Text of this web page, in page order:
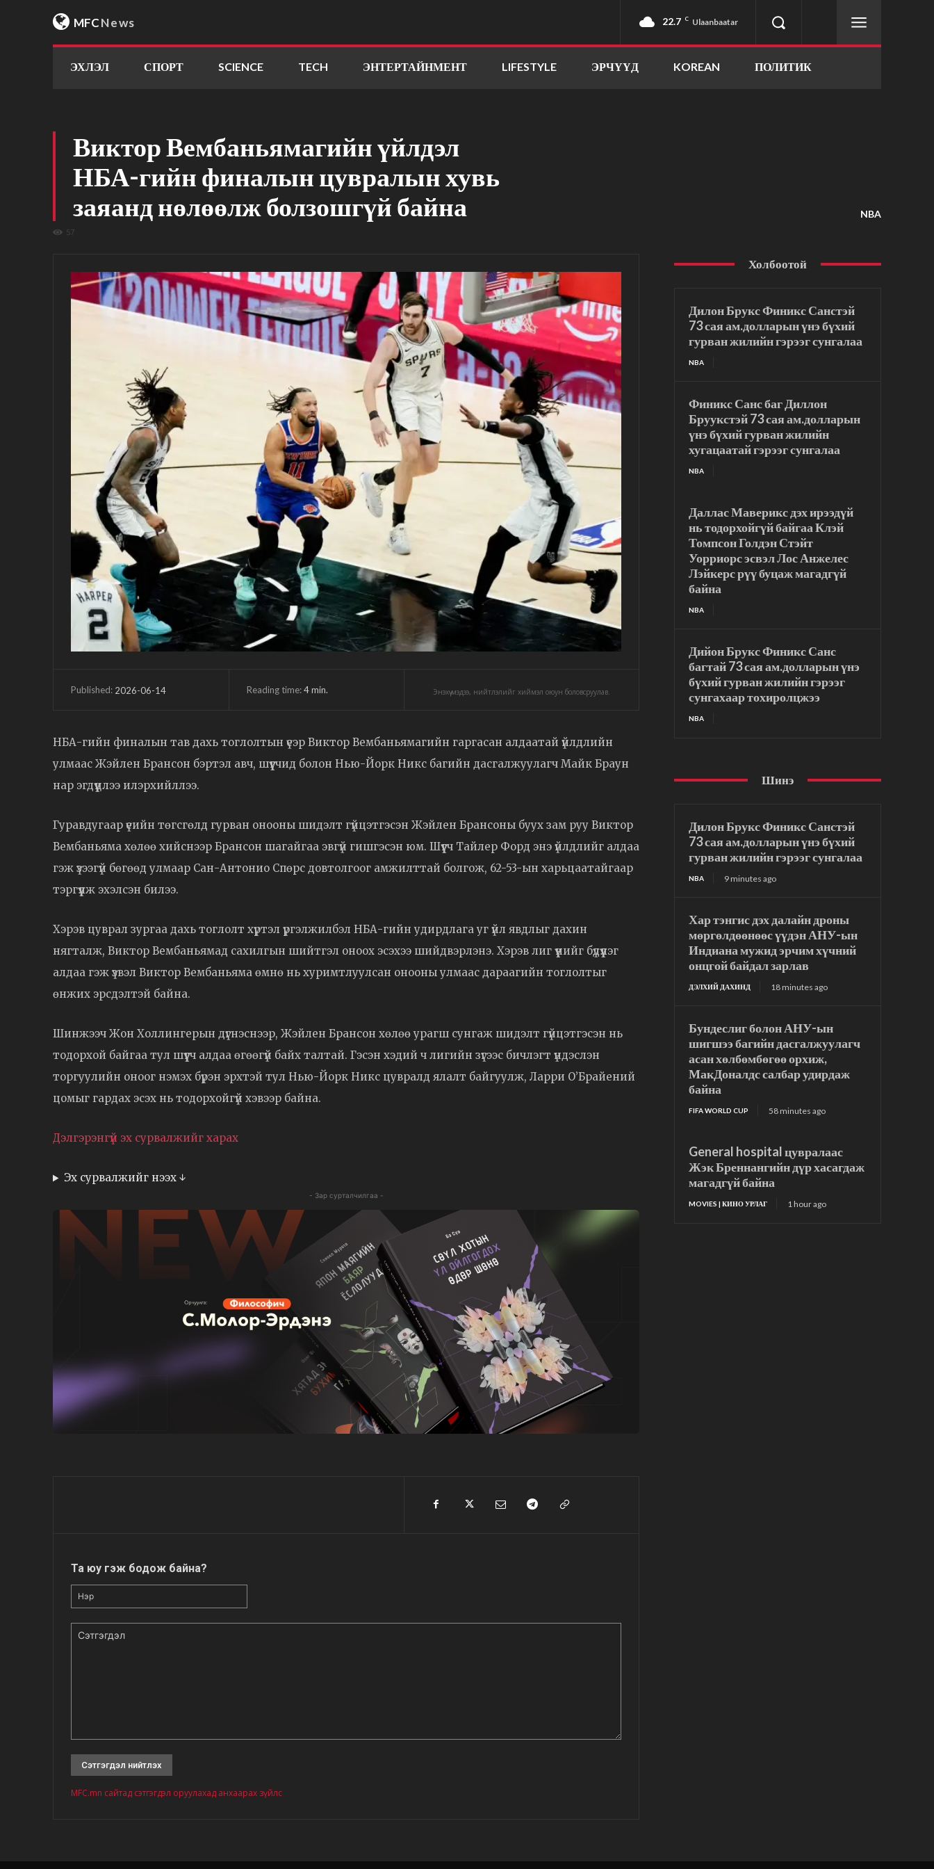
MFCNews 22.7 C Ulaanbaatar
ЭХЛЭЛ СПОРТ SCIENCE TECH ЭНТЕРТАЙНМЕНТ LIFESTYLE ЭРЧҮҮД KOREAN ПОЛИТИК
Виктор Вембаньямагийн үйлдэл
НБА-гийн финалын цувралын хувь
заяанд нөлөөлж болзошгүй байна
57
NBA
Published: 2026-06-14 Reading time:4min. Энэхүү мэдээ, нийтлэлийг хиймэл оюун боловсруулав.
НБА-гийн финалын тав дахь тоглолтын үеэр Виктор Вембаньямагийн гаргасан алдаатай үйлдлийн
улмаас Жэйлен Брансон бэртэл авч, шүүгчид болон Нью-Йорк Никс багийн дасгалжуулагч Майк Браун
нар эгдүүцлээ илэрхийллээ.
Гуравдугаар үеийн төгсгөлд гурван онооны шидэлт гүйцэтгэсэн Жэйлен Брансоны буух зам руу Виктор
Вембаньяма хөлөө хийснээр Брансон шагайгаа эвгүй гишгэсэн юм. Шүүгч Тайлер Форд энэ үйлдлийг алдаа
гэж үзээгүй бөгөөд улмаар Сан-Антонио Спөрс довтолгоог амжилттай болгож, 62-53-ын харьцаатайгаар
тэргүүлж эхэлсэн билээ.
Хэрэв цуврал зургаа дахь тоглолт хүртэл үргэлжилбэл НБА-гийн удирдлага уг үйл явдлыг дахин
нягталж, Виктор Вембаньямад сахилгын шийтгэл оноох эсэхээ шийдвэрлэнэ. Хэрэв лиг үүнийг бүдүүлэг
алдаа гэж үзвэл Виктор Вембаньяма өмнө нь хуримтлуулсан онооны улмаас дараагийн тоглолтыг
өнжих эрсдэлтэй байна.
Шинжээч Жон Холлингерын дүгнэснээр, Жэйлен Брансон хөлөө урагш сунгаж шидэлт гүйцэтгэсэн нь
тодорхой байгаа тул шүүгч алдаа өгөөгүй байх талтай. Гэсэн хэдий ч лигийн зүгээс бичлэгт үндэслэн
торгуулийн оноог нэмэх бүрэн эрхтэй тул Нью-Йорк Никс цувралд ялалт байгуулж, Ларри О’Брайений
цомыг гардах эсэх нь тодорхойгүй хэвээр байна.
Дэлгэрэнгүй эх сурвалжийг харах
Эх сурвалжийг нээх ↓
- Зар сурталчилгаа -
Та юу гэж бодож байна?
MFC.mn сайтад сэтгэгдэл оруулахад анхаарах зүйлс
Холбоотой
Дилон Брукс Финикс Санстэй
73 сая ам.долларын үнэ бүхий
гурван жилийн гэрээг сунгалаа
NBA
Финикс Санс баг Диллон
Бруукстэй 73 сая ам.долларын
үнэ бүхий гурван жилийн
хугацаатай гэрээг сунгалаа
NBA
Даллас Маверикс дэх ирээдүй
нь тодорхойгүй байгаа Клэй
Томпсон Голдэн Стэйт
Уорриорс эсвэл Лос Анжелес
Лэйкерс рүү буцаж магадгүй
байна
NBA
Дийон Брукс Финикс Санс
багтай 73 сая ам.долларын үнэ
бүхий гурван жилийн гэрээг
сунгахаар тохиролцжээ
NBA
Шинэ
Дилон Брукс Финикс Санстэй
73 сая ам.долларын үнэ бүхий
гурван жилийн гэрээг сунгалаа
NBA 9 minutes ago
Хар тэнгис дэх далайн дроны
мөргөлдөөнөөс үүдэн АНУ-ын
Индиана мужид эрчим хүчний
онцгой байдал зарлав
ДЭЛХИЙ ДАХИНД 18 minutes ago
Бундеслиг болон АНУ-ын
шигшээ багийн дасгалжуулагч
асан хөлбөмбөгөө орхиж,
МакДоналдс салбар удирдаж
байна
FIFA WORLD CUP 58 minutes ago
General hospital цувралаас
Жэк Бреннангийн дүр хасагдаж
магадгүй байна
MOVIES | КИНО УРЛАГ 1 hour ago